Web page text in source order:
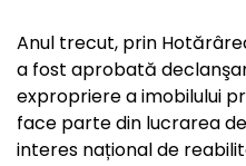
Anul trecut, prin
a fost aprobată
expropriere a imobilului
face parte din lucrarea
interes național de